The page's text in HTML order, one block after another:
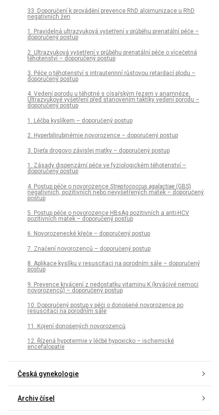
33. Doporučení k provádění prevence RhD aloimunizace u RhD
negativních žen
1. Pravidelná ultrazvuková vyšetření v průběhu prenatální péče –
doporučený postup
2. Ultrazvuková vyšetření v průběhu prenatální péče o vícečetná
těhotenství – doporučený postup
3. Péče o těhotenství s intrauterinní růstovou retardací plodu –
doporučený postup
4. Vedení porodu u těhotné s císařským řezem v anamnéze.
Ultrazvukové vyšetření před stanovením taktiky vedení porodu –
doporučený postup
1. Léčba kyslíkem – doporučený postup
2. Hyperbilirubinémie novorozence – doporučený postup
3. Dieťa drogovo závislej matky – doporučený postup
1. Zásady dispenzární péče ve fyziologickém těhotenství –
doporučený postup
4. Postup péče o novorozence Streptococcus agalactiae (GBS)
negativních, pozitivních nebo nevyšetřených matek – doporučený
postup
5. Postup péče o novorozence HBsAg pozitivních a anti-HCV
pozitivních matek – doporučený postup
6. Novorozenecké křeče – doporučený postup
7. Značení novorozenců – doporučený postup
8. Aplikace kyslíku v resuscitaci na porodním sále – doporučený
postup
9. Prevence krvácení z nedostatku vitaminu K (krvácivé nemoci
novorozenců) – doporučený postup
10. Doporučený postup v péči o donošené novorozence po
resuscitaci na porodním sále
11. Kojení donošených novorozenců
12. Řízená hypotermie v léčbě hypoxicko – ischemické
encefalopatie
Česká gynekologie
Archiv čísel